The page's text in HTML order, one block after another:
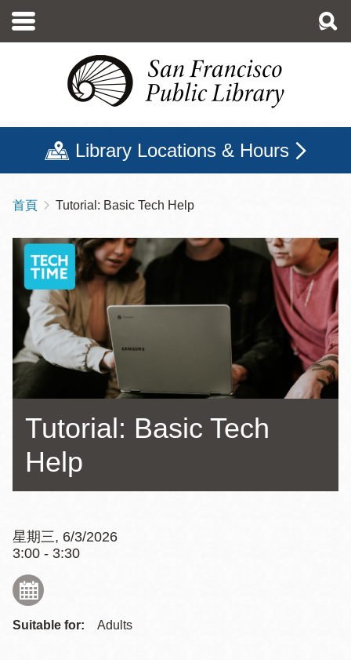
至
Library Locations & Hours
導
航
連
結
首頁 Tutorial: Basic Tech Help
Tutorial: Basic Tech
Help
星期三, 6/3/2026
3:00 - 3:30
Suitable for: Adults